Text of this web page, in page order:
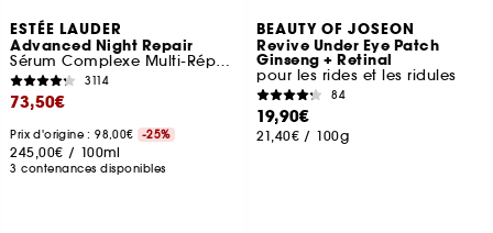
ESTÉE LAUDER
Advanced Night Repair
Sérum Complexe Multi-Réparation Synchronisée
3114
73,50€
Prix d'origine : 98,00€ -25%
245,00€ / 100ml
3 contenances disponibles
BEAUTY OF JOSEON
Revive Under Eye Patch
Ginseng + Retinal
pour les rides et les ridules
84
19,90€
21,40€ / 100g